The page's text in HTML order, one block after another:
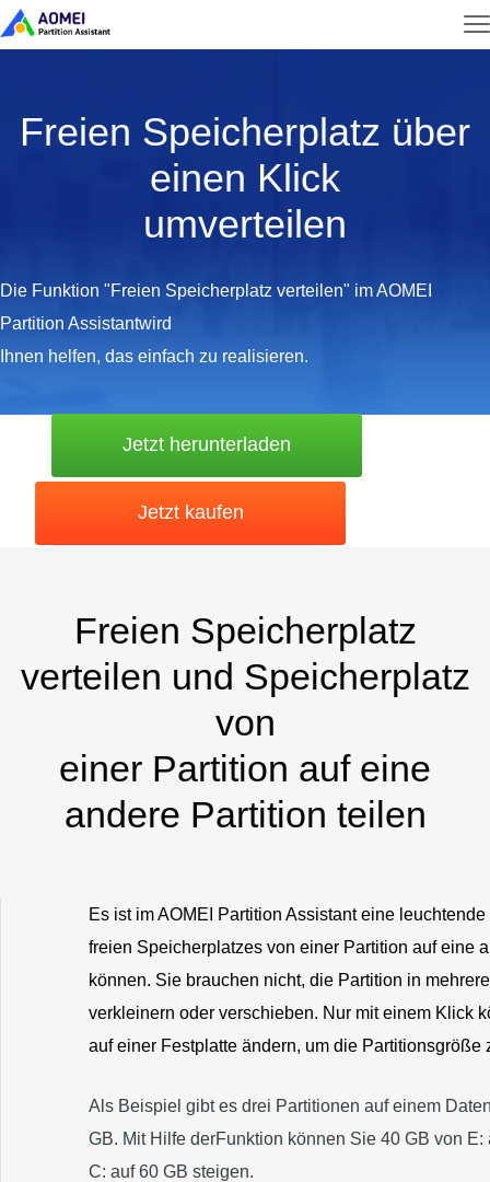
Freien Speicherplatz über
einen Klick
umverteilen
Die Funktion "Freien Speicherplatz verteilen" im AOMEI
Partition Assistantwird
Ihnen helfen, das einfach zu realisieren.
Jetzt herunterladen
Jetzt kaufen
Freien Speicherplatz
verteilen und Speicherplatz
von
einer Partition auf eine
andere Partition teilen
Es ist im AOMEI Partition Assistant eine
freien Speicherplatzes von einer Partition auf eine
können. Sie brauchen nicht, die Partition in
verkleinern oder verschieben. Nur mit einem Klick
auf einer Festplatte ändern, um die Partitionsgröße
Als Beispiel gibt es drei Partitionen auf einem
GB. Mit Hilfe derFunktion können Sie 40 GB von
C: auf 60 GB steigen.